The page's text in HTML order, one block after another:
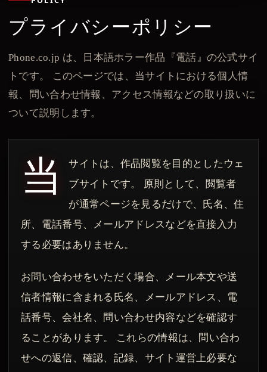
プライバシーポリシー
Phone.co.jp は、日本語ホラー作品『電話』の公式サイ
トです。 このページでは、当サイトにおける個人情
報、問い合わせ情報、アクセス情報などの取り扱いに
ついて説明します。
当
サイトは、作品閲覧を目的としたウェ
ブサイトです。 原則として、閲覧者
が通常ページを見るだけで、氏名、住
所、電話番号、メールアドレスなどを直接入力
する必要はありません。
お問い合わせをいただく場合、メール本文や送
信者情報に含まれる氏名、メールアドレス、電
話番号、会社名、問い合わせ内容などを確認す
ることがあります。 これらの情報は、問い合わ
せへの返信、確認、記録、サイト運営上必要な